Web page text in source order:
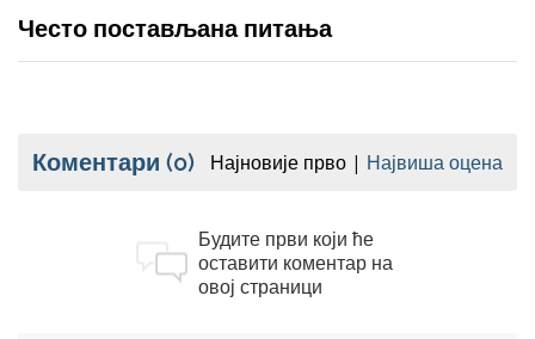
Често постављана питања
Коментари (0) Најновије прво Највиша оцена
Будите први који ће
оставити коментар на
овој страници